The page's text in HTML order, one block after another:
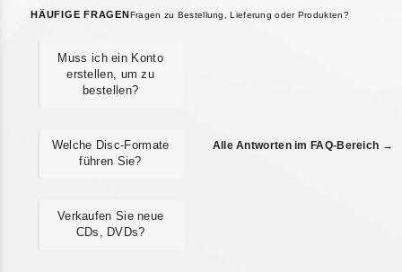
HÄUFIGE FRAGEN Fragen zu Bestellung, Lieferung oder Produkten?
Muss ich ein Konto
erstellen, um zu
bestellen?
Welche Disc-Formate
führen Sie?
Verkaufen Sie neue
CDs, DVDs?
Alle Antworten im FAQ-Bereich →